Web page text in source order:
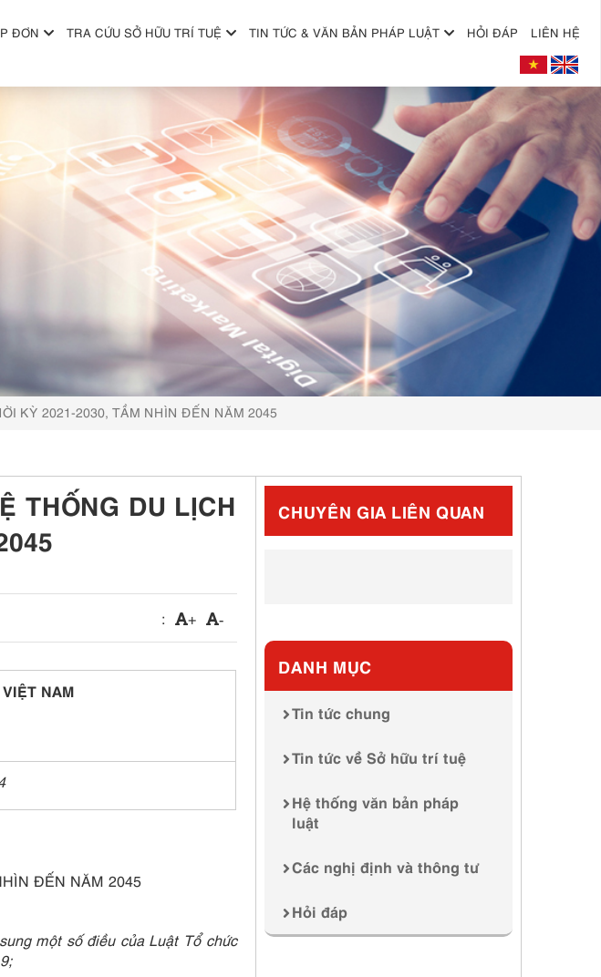
+
+
+
ĐƠN TRA CỨU SỞ HỮU TRÍ TUỆ TIN TỨC & VĂN BẢN PHÁP LUẬT HỎI ĐÁP LIÊN HỆ
KỲ 2021-2030, TẦM NHÌN ĐẾN NĂM 2045
THỐNG DU LỊCH
: + -
NAM
ĐẾN NĂM 2045
một số điều của Luật Tổ chức
CHUYÊN GIA LIÊN QUAN
DANH MỤC
Tin tức chung
Tin tức về Sở hữu trí tuệ
Hệ thống văn bản pháp
luật
Các nghị định và thông tư
Hỏi đáp